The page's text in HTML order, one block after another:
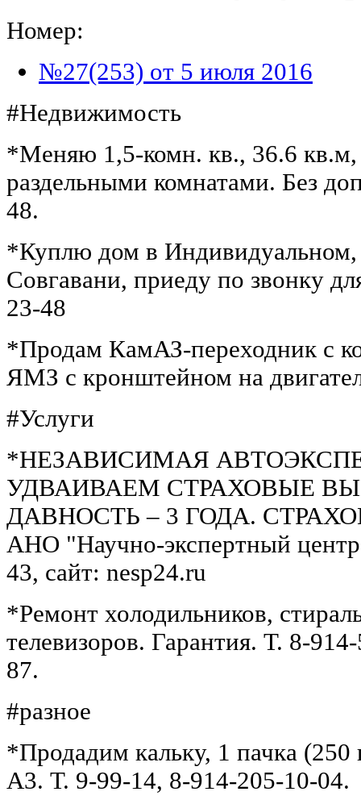
Номер:
№27(253) от 5 июля 2016
#Недвижимость
*Меняю 1,5-комн. кв., 36.6 кв.м,
раздельными комнатами. Без
48.
*Куплю дом в Индивидуальном,
Совгавани, приеду по звонку
23-48
*Продам КамАЗ-переходник с
ЯМЗ с кронштейном на
#Услуги
*НЕЗАВИСИМАЯ
УДВАИВАЕМ СТРАХОВЫЕ
ДАВНОСТЬ – 3 ГОДА.
АНО "Научно-экспертный
43, сайт: nesp24.ru
*Ремонт холодильников,
телевизоров. Гарантия. Т. 8-
87.
#разное
*Продадим кальку, 1 пачка
А3. Т. 9-99-14, 8-914-205-10-04.